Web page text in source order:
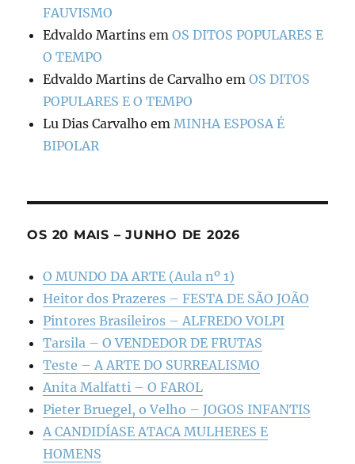
FAUVISMO
Edvaldo Martins emOS DITOS POPULARES E
O TEMPO
Edvaldo Martins de Carvalho emOS DITOS
POPULARES E O TEMPO
Lu Dias Carvalho emMINHA ESPOSA É
BIPOLAR
OS 20 MAIS – JUNHO DE 2026
O MUNDO DA ARTE (Aula nº 1)
Heitor dos Prazeres – FESTA DE SÃO JOÃO
Pintores Brasileiros – ALFREDO VOLPI
Tarsila – O VENDEDOR DE FRUTAS
Teste – A ARTE DO SURREALISMO
Anita Malfatti – O FAROL
Pieter Bruegel, o Velho – JOGOS INFANTIS
A CANDIDÍASE ATACA MULHERES E
HOMENS